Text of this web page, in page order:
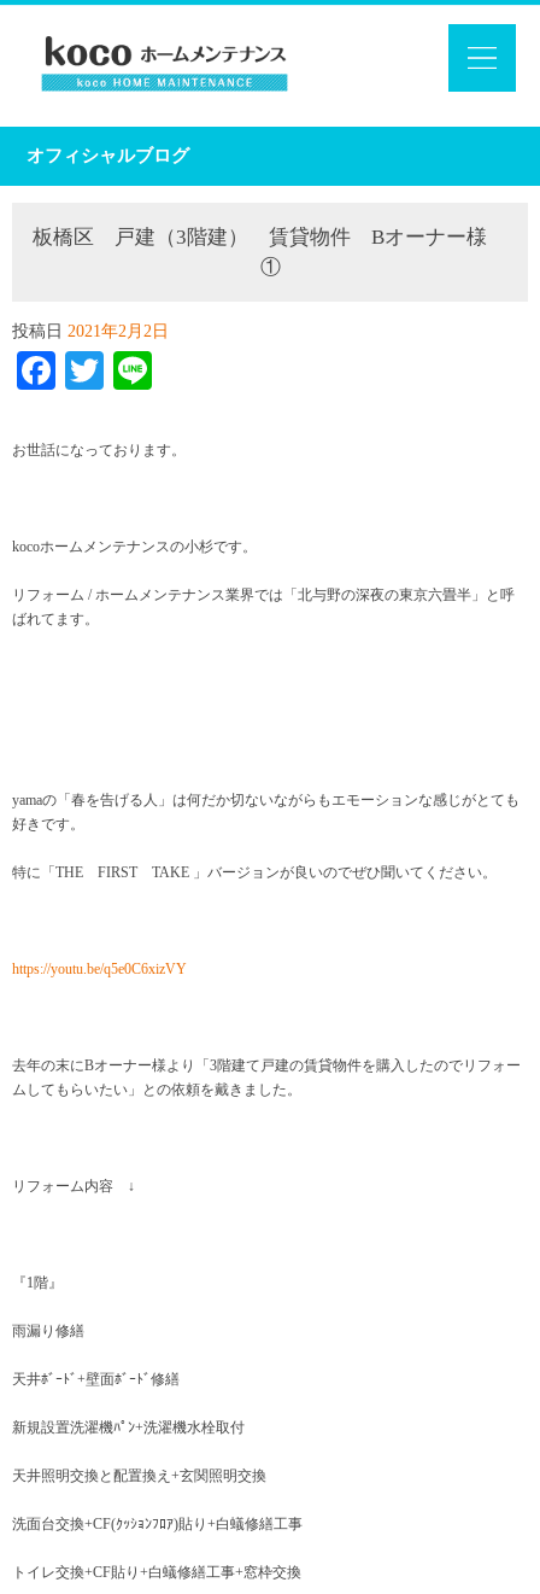
オフィシャルブログ
板橋区 戸建（3階建） 賃貸物件 Bオーナー様
①
投稿日 2021年2月2日
Facebook
Twitter
お世話になっております。
kocoホームメンテナンスの小杉です。
リフォーム / ホームメンテナンス業界では「北与野の深夜の東京六畳半」と呼
ばれてます。
yamaの「春を告げる人」は何だか切ないながらもエモーションな感じがとても
好きです。
特に「THE FIRST TAKE 」バージョンが良いのでぜひ聞いてください。
https://youtu.be/q5e0C6xizVY
去年の末にBオーナー様より「3階建て戸建の賃貸物件を購入したのでリフォー
ムしてもらいたい」との依頼を戴きました。
リフォーム内容 ↓
『1階』
雨漏り修繕
天井ﾎﾞｰﾄﾞ+壁面ﾎﾞｰﾄﾞ修繕
新規設置洗濯機ﾊﾟﾝ+洗濯機水栓取付
天井照明交換と配置換え+玄関照明交換
洗面台交換+CF(ｸｯｼｮﾝﾌﾛｱ)貼り+白蟻修繕工事
トイレ交換+CF貼り+白蟻修繕工事+窓枠交換